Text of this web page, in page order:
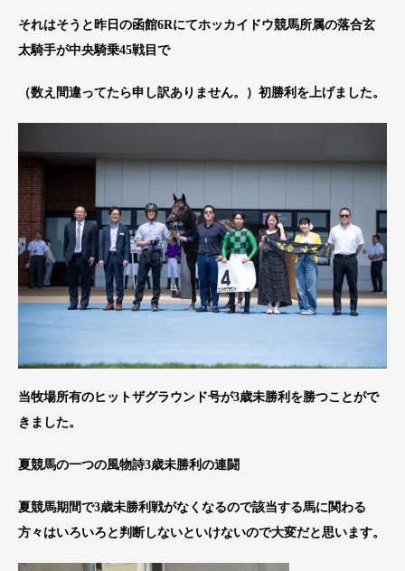
それはそうと昨日の函館6Rにてホッカイドウ競馬所属の落合玄
太騎手が中央騎乗45戦目で
（数え間違ってたら申し訳ありません。）初勝利を上げました。
当牧場所有のヒットザグラウンド号が3歳未勝利を勝つことがで
きました。
夏競馬の一つの風物詩3歳未勝利の連闘
夏競馬期間で3歳未勝利戦がなくなるので該当する馬に関わる
方々はいろいろと判断しないといけないので大変だと思います。